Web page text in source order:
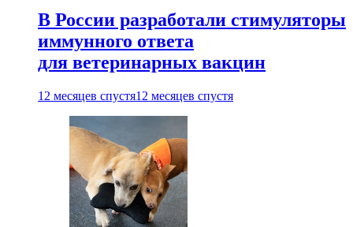
В России разработали стимуляторы
иммунного ответа
для ветеринарных вакцин
12 месяцев спустя12 месяцев спустя